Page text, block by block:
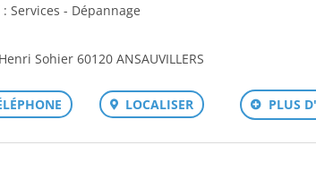
Services - Dépannage
Sohier 60120 ANSAUVILLERS
LOCALISER PLUS